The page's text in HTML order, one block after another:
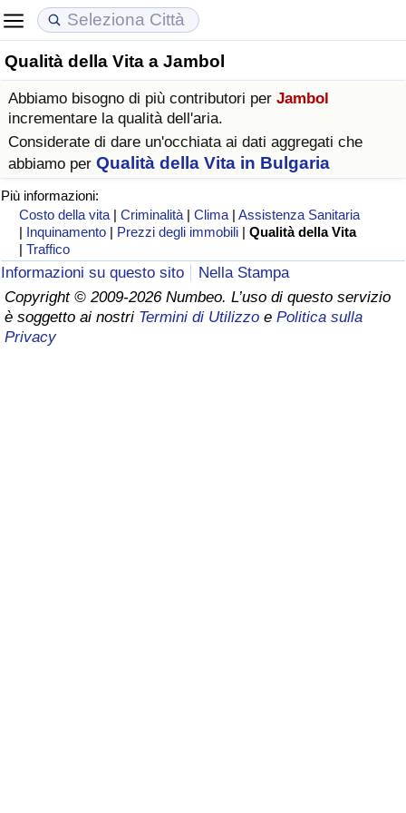
Qualità della Vita a Jambol
Abbiamo bisogno di più contributori per Jambol
incrementare la qualità dell'aria.
Considerate di dare un'occhiata ai dati aggregati che
abbiamo per Qualità della Vita in Bulgaria
Più informazioni:
Costo della vita |Criminalità |Clima |Assistenza Sanitaria
| Inquinamento | Prezzi degli immobili |Qualità della Vita
|Traffico
Informazioni su questo sito
Nella Stampa
Copyright © 2009-2026 Numbeo. L’uso di questo servizio
è soggetto ai nostri Termini di Utilizzo e Politica sulla
Privacy
Costo della vita
Indice Del Costo Della Vita (corrente)
Indice Del Costo Della Vita
Indice del Costo della Vita per Nazione
ad Aqaba
Prezzi degli immobili
Indice del Prezzo delle Case (Corrente)
Indice del Prezzo delle Case
Indice del Prezzo delle Case per Nazione
Qualità della Vita
Indice della Qualità della Vita
Indice della Qualità della Vita (Corrente)
Indice della qualità della vita per Paese
Criminalità
Indice del Tasso di Criminalità (Corrente)
Indice della Criminalità